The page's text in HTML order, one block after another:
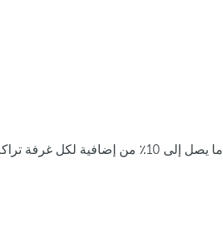
ما يصل إلى 10٪ من إضافية لكل غرفة تراكم